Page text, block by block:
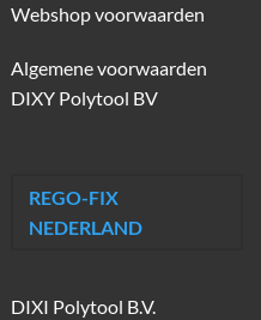
Webshop voorwaarden
Algemene voorwaarden
DIXY Polytool BV
REGO-FIX
NEDERLAND
DIXI Polytool B.V.